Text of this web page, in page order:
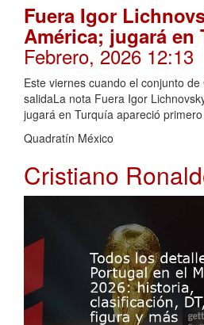
Fuera Igor
América; jugará en
Febrero, 2026 12:13
Este viernes cuando el conjunto
salidaLa nota Fuera Igor
jugará en Turquía apareció
Quadratín México
Cristiano